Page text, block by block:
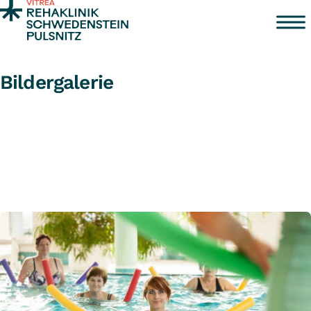
Zum Inhalt springen
Bildergalerie